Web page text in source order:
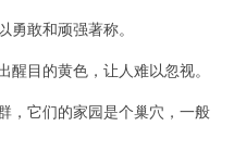
敢和顽强著称。
目的黄色，让人难以忽视。
它们的家园是个巢穴，一般